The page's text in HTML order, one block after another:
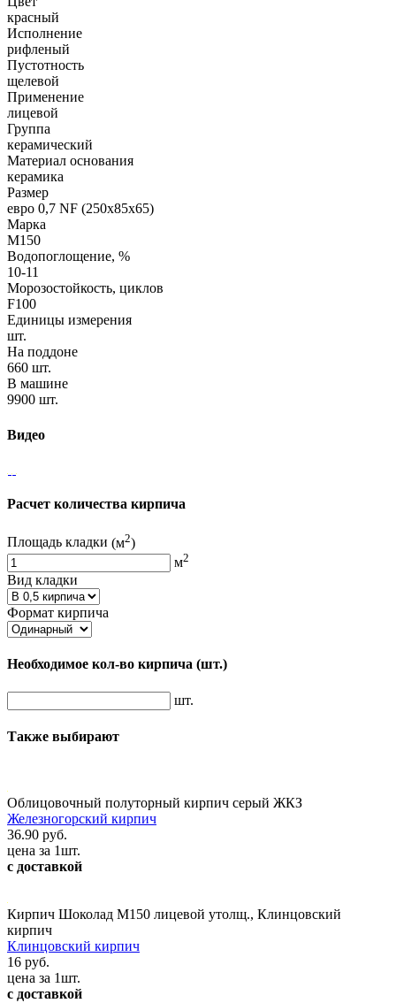
красный
Исполнение
рифленый
Пустотность
щелевой
Применение
лицевой
Группа
керамический
Материал основания
керамика
Размер
евро 0,7 NF (250х85х65)
Марка
М150
Водопоглощение, %
10-11
Морозостойкость, циклов
F100
Единицы измерения
шт.
На поддоне
660 шт.
В машине
9900 шт.
Видео
Расчет количества кирпича
Площадь кладки (м2)
м2
Вид кладки
Формат кирпича
Необходимое кол-во кирпича (шт.)
шт.
Также выбирают
Облицовочный полуторный кирпич серый ЖКЗ
Железногорский кирпич
36.90 руб.
цена за 1шт.
с доставкой
Кирпич Шоколад М150 лицевой утолщ., Клинцовский
кирпич
Клинцовский кирпич
16 руб.
цена за 1шт.
с доставкой